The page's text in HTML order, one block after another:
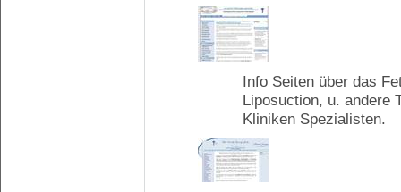
Info Seiten über das
Liposuction, u. andere
Kliniken Spezialisten.